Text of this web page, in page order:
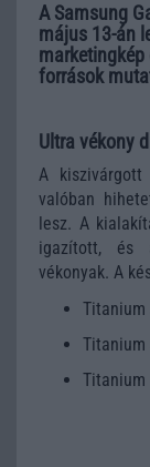
A Samsung
május 13-án
források
Ultra vékony
A kiszivárgott
valóban
lesz. A
igazított, és
vékonyak. A
Titanium
Titanium